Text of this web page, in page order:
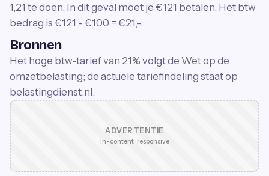
1,21 te doen. In dit geval moet je €121 betalen. Het btw
bedrag is €121 - €100 = €21,-.
Bronnen
Het hoge btw-tarief van 21% volgt de Wet op de
omzetbelasting; de actuele tariefindeling staat op
belastingdienst.nl.
ADVERTENTIE
In-content · responsive